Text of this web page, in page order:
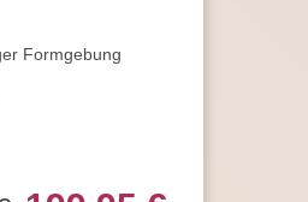
Formgebung